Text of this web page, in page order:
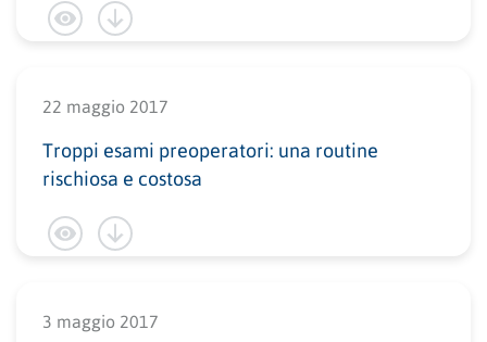
22 maggio 2017
Troppi esami preoperatori: una routine
rischiosa e costosa
3 maggio 2017